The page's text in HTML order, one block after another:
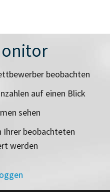
beobachten
auf einen Blick
sehen
Ihrer beobachteten
werden